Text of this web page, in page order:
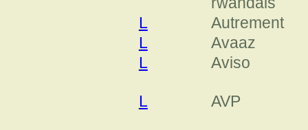
L
Autrement
L
Avaaz
L
Aviso
L AVP